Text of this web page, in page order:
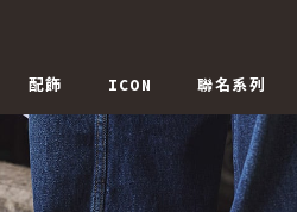
配飾 ICON 聯名系列